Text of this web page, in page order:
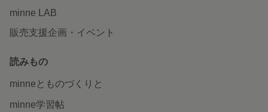
minne LAB
販売支援企画・イベント
読みもの
minneとものづくりと
minne学習帖